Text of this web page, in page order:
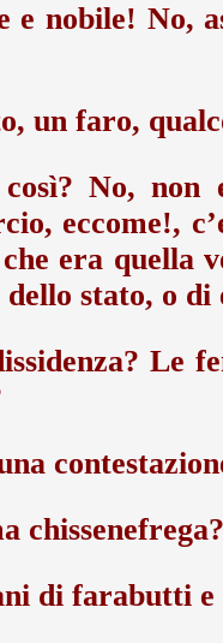
e nobile! No,
un faro,
No, non
eccome!,
era quella
stato, o
Le
chissenefrega?
di farabutti